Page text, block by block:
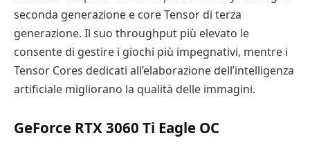
seconda generazione e core Tensor di terza
generazione. Il suo throughput più elevato le
consente di gestire i giochi più impegnativi, mentre i
Tensor Cores dedicati all’elaborazione dell’intelligenza
artificiale migliorano la qualità delle immagini.
GeForce RTX 3060 Ti Eagle OC